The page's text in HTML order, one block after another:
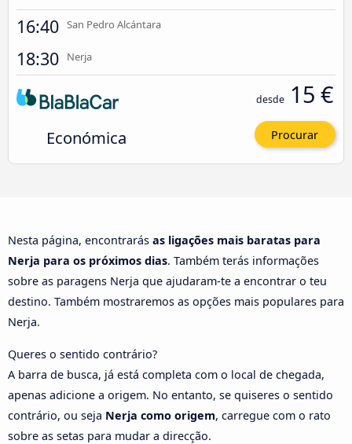
16:40 San Pedro Alcántara
18:30 Nerja
Económica
desde 15 €
Procurar
Nesta página, encontrarás as ligações mais baratas para
Nerja para os próximos dias. Também terás informações
sobre as paragens Nerja que ajudaram-te a encontrar o teu
destino. Também mostraremos as opções mais populares para
Nerja.
Queres o sentido contrário?
A barra de busca, já está completa com o local de chegada,
apenas adicione a origem. No entanto, se quiseres o sentido
contrário, ou seja Nerja como origem, carregue com o rato
sobre as setas para mudar a direcção.